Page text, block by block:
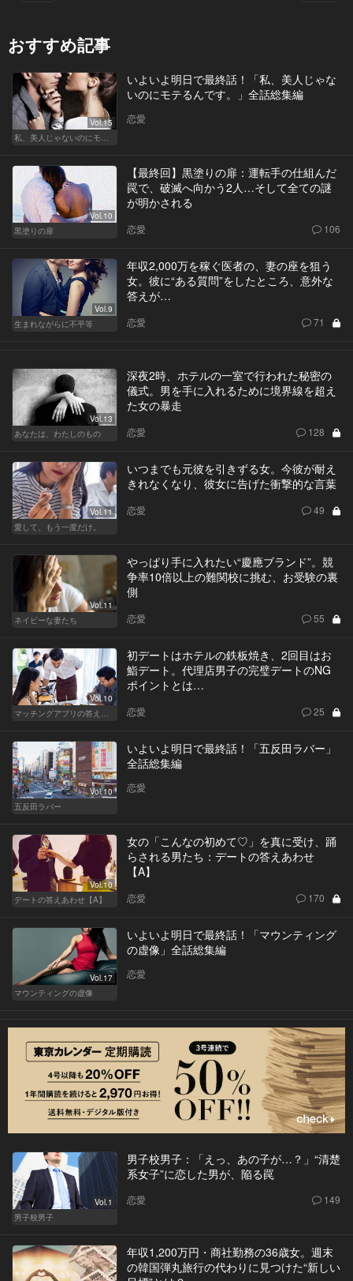
おすすめ記事
Vol.15
私、美人じゃないのにモテるんです。
いよいよ明日で最終話！「私、美人じゃな
いのにモテるんです。」全話総集編
恋愛
Vol.10
黒塗りの扉
【最終回】黒塗りの扉：運転手の仕組んだ
罠で、破滅へ向かう2人…そして全ての謎
が明かされる
恋愛 106
Vol.9
生まれながらに不平等
年収2,000万を稼ぐ医者の、妻の座を狙う
女。彼に“ある質問”をしたところ、意外な
答えが…
恋愛 71
Vol.13
あなたは、わたしのもの
深夜2時、ホテルの一室で行われた秘密の
儀式。男を手に入れるために境界線を超え
た女の暴走
恋愛 128
Vol.11
愛して、もう一度だけ。
いつまでも元彼を引きずる女。今彼が耐え
きれなくなり、彼女に告げた衝撃的な言葉
恋愛 49
Vol.11
ネイビーな妻たち
やっぱり手に入れたい“慶應ブランド”。競
争率10倍以上の難関校に挑む、お受験の裏
側
恋愛 55
Vol.10
マッチングアプリの答えあわせ【Q】～SEASON2～
初デートはホテルの鉄板焼き、2回目はお
鮨デート。代理店男子の完璧デートのNG
ポイントとは…
恋愛 25
Vol.10
五反田ラバー
いよいよ明日で最終話！「五反田ラバー」
全話総集編
恋愛
Vol.10
デートの答えあわせ【A】
女の「こんなの初めて♡」を真に受け、踊
らされる男たち：デートの答えあわせ
【A】
恋愛 170
Vol.17
マウンティングの虚像
いよいよ明日で最終話！「マウンティング
の虚像」全話総集編
恋愛
Vol.1
男子校男子
男子校男子：「えっ、あの子が…？」“清楚
系女子”に恋した男が、陥る罠
恋愛 149
年収1,200万円・商社勤務の36歳女。週末
の韓国弾丸旅行の代わりに見つけた“新しい